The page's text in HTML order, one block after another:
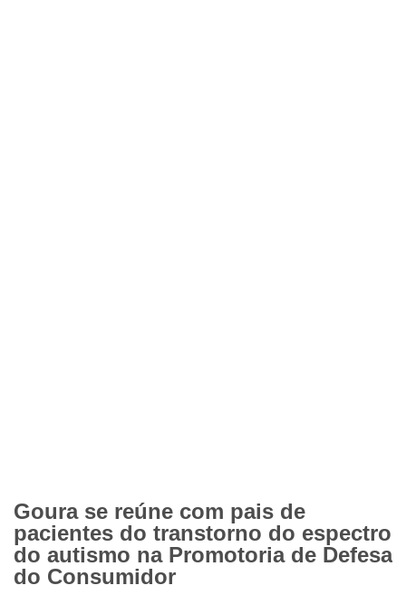
Goura se reúne com pais de
pacientes do transtorno do espectro
do autismo na Promotoria de Defesa
do Consumidor